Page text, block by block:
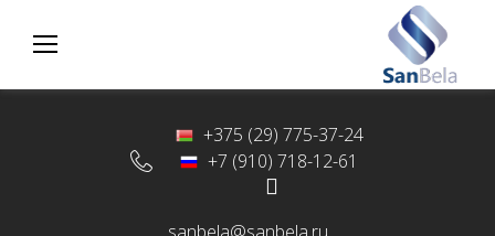
+375 (29) 775-37-24
+7 (910) 718-12-61